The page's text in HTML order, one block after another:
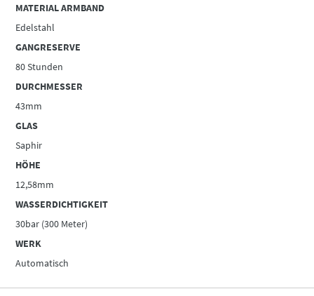
MATERIAL ARMBAND
Edelstahl
GANGRESERVE
80 Stunden
DURCHMESSER
43mm
GLAS
Saphir
HÖHE
12,58mm
WASSERDICHTIGKEIT
30bar (300 Meter)
WERK
Automatisch